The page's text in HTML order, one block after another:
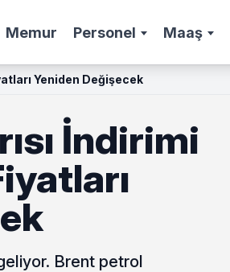
Memur Personel Maaş
Yeniden Değişecek
İndirimi
Brent petrol